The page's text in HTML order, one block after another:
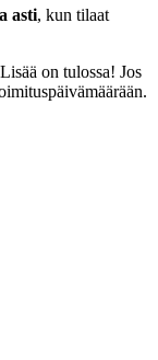
asti, kun tilaat
on tulossa! Jos